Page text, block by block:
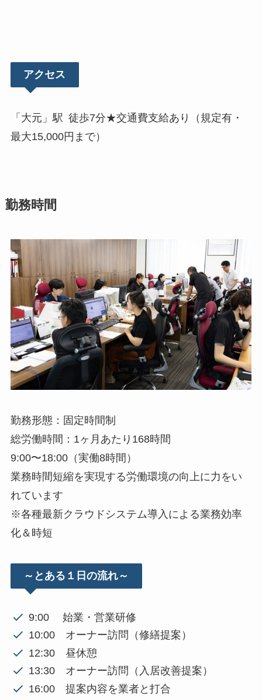
アクセス
「大元」駅 徒歩7分★交通費支給あり（規定有・
最大15,000円まで）
勤務時間
勤務形態：固定時間制
総労働時間：1ヶ月あたり168時間
9:00〜18:00（実働8時間）
業務時間短縮を実現する労働環境の向上に力をい
れています
※各種最新クラウドシステム導入による業務効率
化＆時短
～とある１日の流れ～
9:00 始業・営業研修
10:00 オーナー訪問（修繕提案）
12:30 昼休憩
13:30 オーナー訪問（入居改善提案）
16:00 提案内容を業者と打合